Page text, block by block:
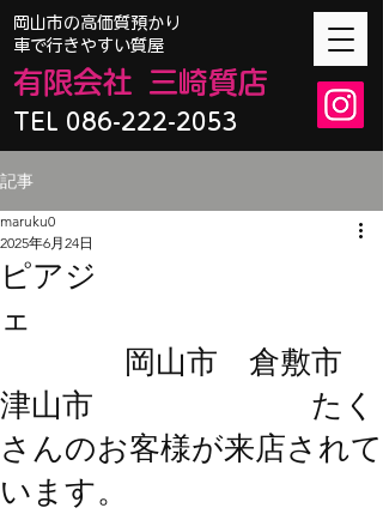
TEL 086-222-2053
​岡山市の高価質預かり
車で行きやすい質屋
有限会社 三崎質店
記事
ピアジ
ェ
岡山市 倉敷市
津山市 たく
さんのお客様が来店されて
います。
maruku0
2025年6月24日